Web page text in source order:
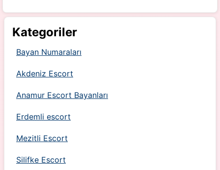
Kategoriler
Bayan Numaraları
Akdeniz Escort
Anamur Escort Bayanları
Erdemli escort
Mezitli Escort
Silifke Escort